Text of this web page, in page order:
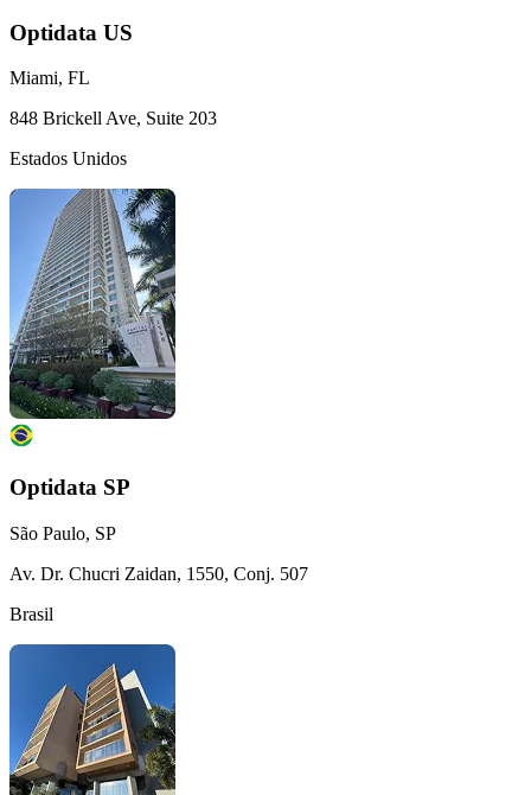
Optidata US
Miami, FL
848 Brickell Ave, Suite 203
Estados Unidos
Optidata SP
São Paulo, SP
Av. Dr. Chucri Zaidan, 1550, Conj. 507
Brasil